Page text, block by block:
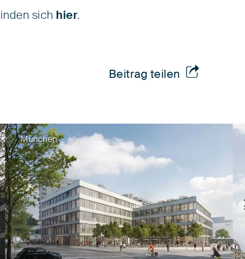
sich hier.
Beitrag teilen
München